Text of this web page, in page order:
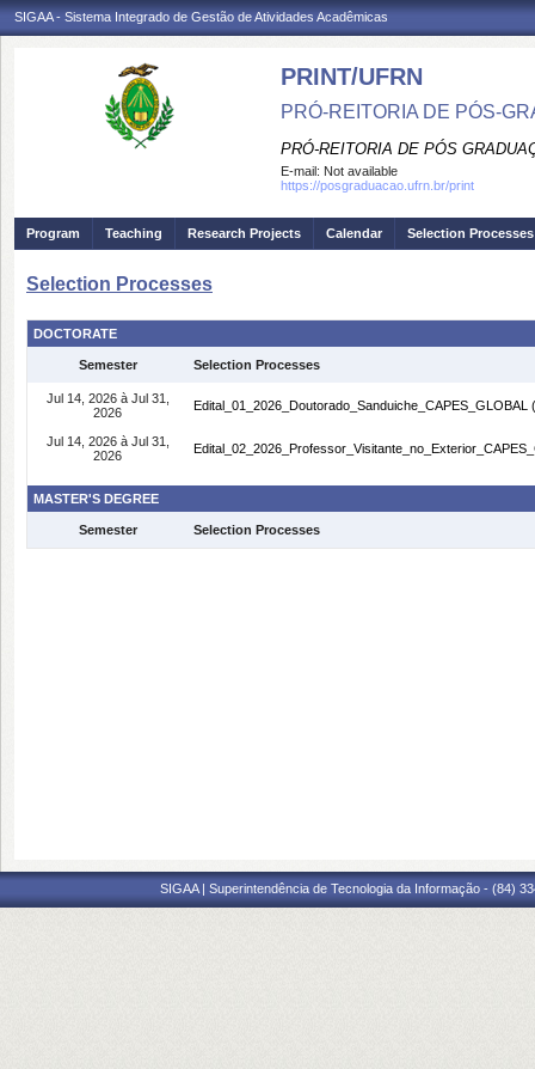
SIGAA - Sistema Integrado de Gestão de Atividades Acadêmicas
PRINT/UFRN
PRÓ-REITORIA DE PÓS-
PRÓ-REITORIA DE PÓS
E-mail: Not available
https://posgraduacao.ufrn.br/print
Program Teaching Research Projects Calendar Selection Processes
Selection Processes
DOCTORATE
Semester Selection Processes
Jul 14, 2026 à Jul 31,
2026
Edital_01_2026_Doutorado_Sanduiche_CAPES_GLOBAL
Jul 14, 2026 à Jul 31,
2026
MASTER'S DEGREE
Semester Selection Processes
SIGAA | Superintendência de Tecnologia da Informação - (84)